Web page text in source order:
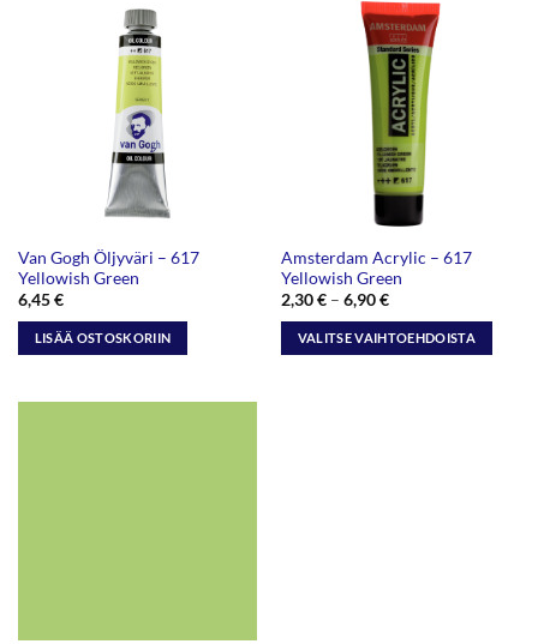
Van Gogh Öljyväri – 617
Yellowish Green
6,45€
LISÄÄ OSTOSKORIIN
Amsterdam Acrylic – 617
Yellowish Green
2,30€ – 6,90€Hintaluokka:
-
6,90 €
VALITSE VAIHTOEHDOISTA